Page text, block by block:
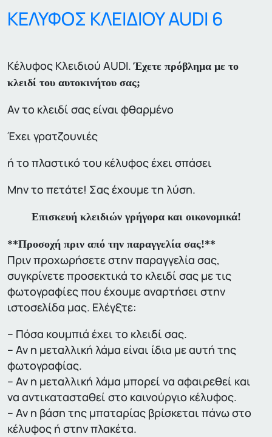
ΚΕΛΥΦΟΣ ΚΛΕΙΔΙΟΥ AUDI 6
Κέλυφος Κλειδιού AUDI.Έχετε πρόβλημα με το
κλειδί του αυτοκινήτου σας;
Αν το κλειδί σας είναι φθαρμένο
Έχει γρατζουνιές
ή το πλαστικό του κέλυφος έχει σπάσει
Μην το πετάτε! Σας έχουμε τη λύση.
Επισκευή κλειδιών γρήγορα και οικονομικά!
**Προσοχή πριν από την παραγγελία σας!**
Πριν προχωρήσετε στην παραγγελία σας,
συγκρίνετε προσεκτικά το κλειδί σας με τις
φωτογραφίες που έχουμε αναρτήσει στην
ιστοσελίδα μας. Ελέγξτε:
– Πόσα κουμπιά έχει το κλειδί σας.
– Αν η μεταλλική λάμα είναι ίδια με αυτή της
φωτογραφίας.
– Αν η μεταλλική λάμα μπορεί να αφαιρεθεί και
να αντικατασταθεί στο καινούργιο κέλυφος.
– Αν η βάση της μπαταρίας βρίσκεται πάνω στο
κέλυφος ή στην πλακέτα.